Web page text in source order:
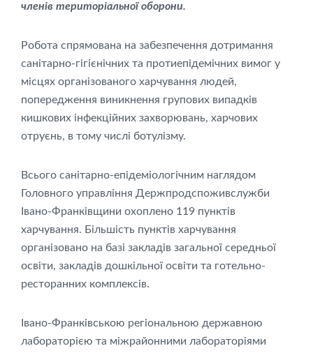
членів територіальної оборони.
Робота спрямована на забезпечення дотримання
санітарно-гігієнічних та протиепідемічних вимог у
місцях організованого харчування людей,
попередження виникнення групових випадків
кишкових інфекційних захворювань, харчових
отруєнь, в тому числі ботулізму.
Всього санітарно-епідеміологічним наглядом
Головного управління Держпродспоживслужби
Івано-Франківщини охоплено 119 пунктів
харчування. Більшість пунктів харчування
організовано на базі закладів загальної середньої
освіти, закладів дошкільної освіти та готельно-
ресторанних комплексів.
Івано-Франківською регіональною державною
лабораторією та міжрайонними лабораторіями